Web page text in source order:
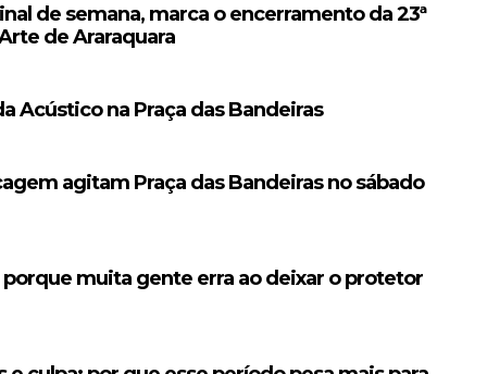
de semana, marca o encerramento da 23ª
de Araraquara
Acústico na Praça das Bandeiras
agitam Praça das Bandeiras no sábado
muita gente erra ao deixar o protetor